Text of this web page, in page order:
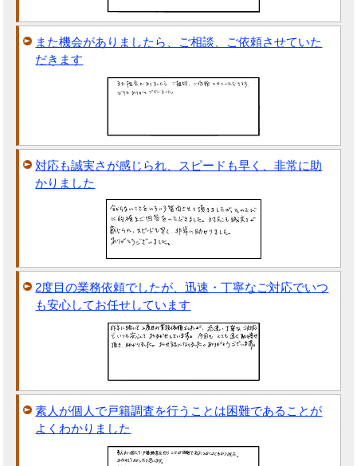
また機会がありましたら、ご相談、ご依頼させていた
だきます
対応も誠実さが感じられ、スピードも早く、非常に助
かりました
2度目の業務依頼でしたが、迅速・丁寧なご対応でいつ
も安心してお任せしています
素人が個人で戸籍調査を行うことは困難であることが
よくわかりました